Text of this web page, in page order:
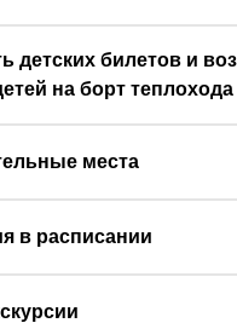
детских билетов и
на борт теплохода
места
в расписании